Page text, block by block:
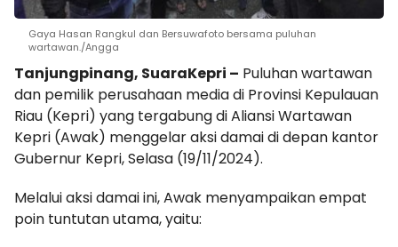
Gaya Hasan Rangkul dan Bersuwafoto bersama puluhan
wartawan./Angga
Tanjungpinang, SuaraKepri – Puluhan wartawan
dan pemilik perusahaan media di Provinsi Kepulauan
Riau (Kepri) yang tergabung di Aliansi Wartawan
Kepri (Awak) menggelar aksi damai di depan kantor
Gubernur Kepri, Selasa (19/11/2024).
Melalui aksi damai ini, Awak menyampaikan empat
poin tuntutan utama, yaitu: